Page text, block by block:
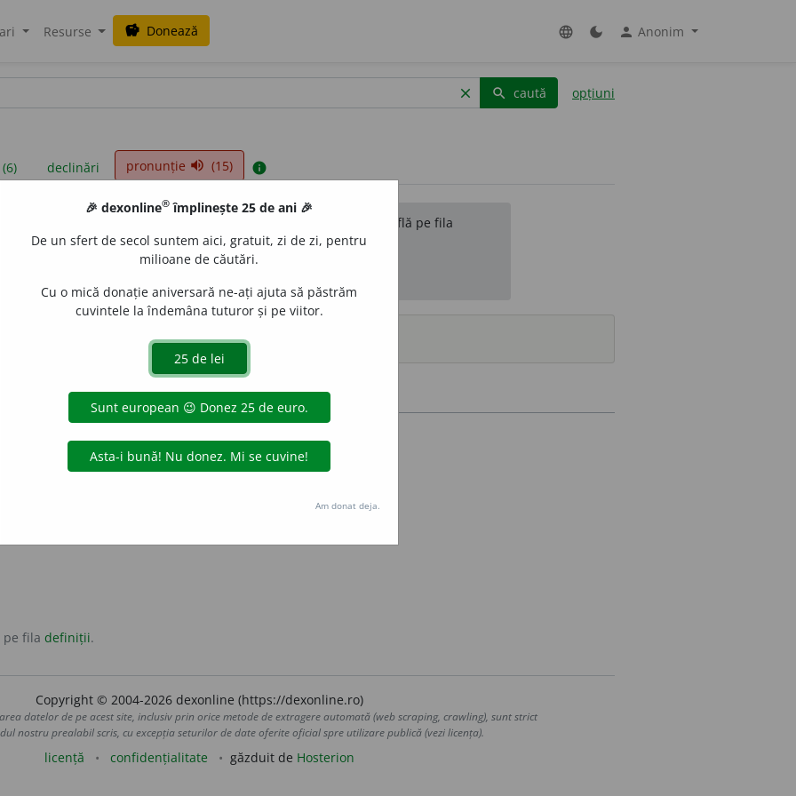
Resurse savings Donează language dark_mode person Anonim
clear search caută opțiuni
declinări pronunție volume_up (15) info
sunt compilate de echipa dexonline. Definițiile originale se află pe fila
reordona filele pe pagina depreferințe.
surse
în funcții sau în obligații, a ține locul.
împlini, a completa o lipsă.
pe fila definiții.
Copyright © 2004-2026 dexonline (https://dexonline.ro)
datelor de pe acest site, inclusiv prin orice metode de extragere automată (web scraping, crawling), sunt strict
nostru prealabil scris, cu excepția seturilor de date oferite oficial spre utilizare publică (vezi licența).
licență confidențialitate găzduit de Hosterion
🎉 dexonline® împlinește 25 de ani 🎉
De un sfert de secol suntem aici, gratuit, zi de zi, pentru
milioane de căutări.
Cu o mică donație aniversară ne-ați ajuta să păstrăm
cuvintele la îndemâna tuturor și pe viitor.
Am donat deja.